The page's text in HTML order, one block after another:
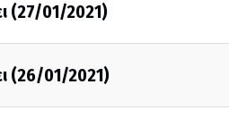
(27/01/2021)
(26/01/2021)